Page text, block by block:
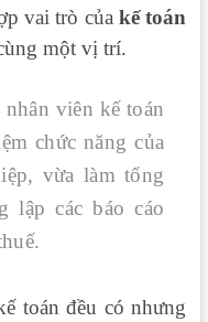
vai trò của kế toán
một vị trí.
viên kế toán
chức năng của
vừa làm tổng
lập các báo cáo
toán đều có nhưng